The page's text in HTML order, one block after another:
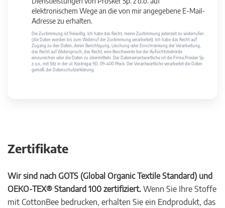
elektronischem Wege an die von mir angegebene E-Mail-
Adresse zu erhalten.
Die Zustimmung ist freiwillig. Ich habe das Recht, meine Zustimmung jederzeit zu widerrufen
(die Daten werden bis zum Widerruf der Zustimmung verarbeitet). Ich habe das Recht auf
Zugang zu den Daten, deren Berichtigung, Löschung oder Einschränkung der Verarbeitung,
das Recht auf Widerspruch, das Recht, eine Beschwerde bei der Aufsichtsbehörde
einzureichen oder die Daten zu übermitteln. Der Datenverantwortliche ist die Firma Prosker Sp.
z o.o., mit Sitz in der ul. Kostrogaj 9D, 09-400 Płock. Der Verantwortliche verarbeitet die Daten
gemäß der Datenschutzerklärung.
Zertifikate
Wir sind nach GOTS (Global Organic Textile Standard) und
OEKO-TEX® Standard 100 zertifiziert. Wenn Sie Ihre Stoffe
mit CottonBee bedrucken, erhalten Sie ein Endprodukt, das